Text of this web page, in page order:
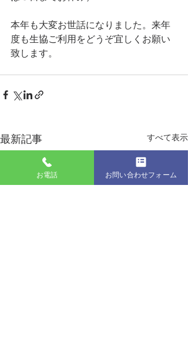
本年も大変お世話になりました。来年
度も生協ご利用をどうぞ宜しくお願い
致します。
最新記事 すべて表示
お電話 お問い合わせフォーム